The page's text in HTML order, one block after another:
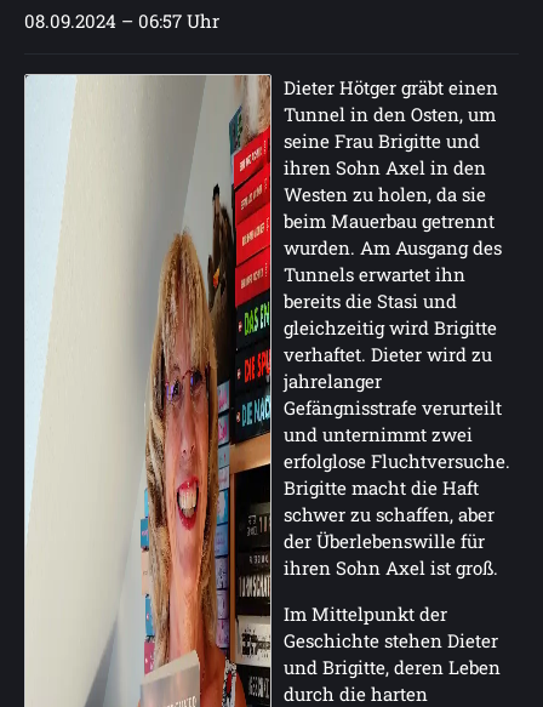
08.09.2024 – 06:57 Uhr
Dieter Hötger gräbt einen
Tunnel in den Osten, um
seine Frau Brigitte und
ihren Sohn Axel in den
Westen zu holen, da sie
beim Mauerbau getrennt
wurden. Am Ausgang des
Tunnels erwartet ihn
bereits die Stasi und
gleichzeitig wird Brigitte
verhaftet. Dieter wird zu
jahrelanger
Gefängnisstrafe verurteilt
und unternimmt zwei
erfolglose Fluchtversuche.
Brigitte macht die Haft
schwer zu schaffen, aber
der Überlebenswille für
ihren Sohn Axel ist groß.
Im Mittelpunkt der
Geschichte stehen Dieter
und Brigitte, deren Leben
durch die harten